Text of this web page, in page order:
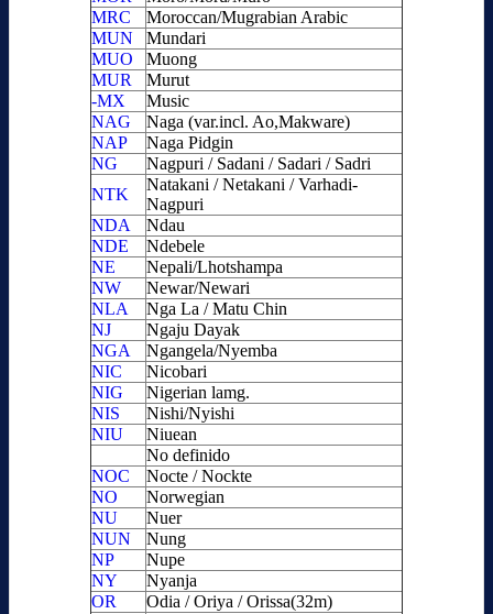
MRC
Moroccan/Mugrabian Arabic
MUN
Mundari
MUO
Muong
MUR
Murut
-MX
Music
NAG
Naga (var.incl. Ao,Makware)
NAP
Naga Pidgin
NG
Nagpuri / Sadani / Sadari / Sadri
NTK
Natakani / Netakani / Varhadi-
Nagpuri
NDA
Ndau
NDE
Ndebele
NE
Nepali/Lhotshampa
NW
Newar/Newari
NLA
Nga La / Matu Chin
NJ
Ngaju Dayak
NGA
Ngangela/Nyemba
NIC
Nicobari
NIG
Nigerian lamg.
NIS
Nishi/Nyishi
NIU
Niuean
No definido
NOC
Nocte / Nockte
NO
Norwegian
NU
Nuer
NUN
Nung
NP
Nupe
NY
Nyanja
OR
Odia / Oriya / Orissa(32m)